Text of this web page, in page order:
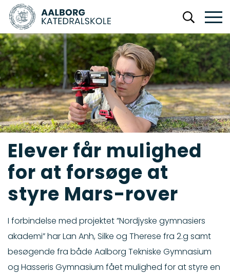
Elever får mulighed
for at forsøge at
styre Mars-rover
I forbindelse med projektet ”Nordjyske gymnasiers
akademi” har Lan Anh, Silke og Therese fra 2.g samt
besøgende fra både Aalborg Tekniske Gymnasium
og Hasseris Gymnasium fået mulighed for at styre en